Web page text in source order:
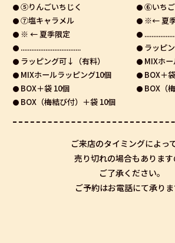
⑤りんごいちじく
⑥いちご
⑦塩キャラメル
※← 夏
※ ← 夏季限定
..................................
ラッピ
ラッピング可↓（有料）
MIXホ
MIXホールラッピング10個
BOX＋
BOX＋袋 10個
BOX（
BOX（梅結び付）＋袋 10個
ご来店のタイミングによって
売り切れの場合もあります
ご了承ください。
ご予約はお電話にて承りま